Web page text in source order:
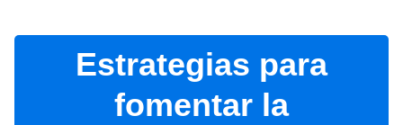
Estrategias para
fomentar la